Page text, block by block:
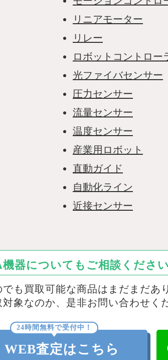
リニアモーター
リレー
ロボットコントロー
光ファイバセンサー
圧力センサー
流量センサー
温度センサー
産業用ロボット
直動ガイド
自動化ライン
近接センサー
器についてもご相談ください
でも買取可能な商品はまだまだあ
象なのか、是非お問い合わせく
24時間無料で受付中！
WEB査定はこちら